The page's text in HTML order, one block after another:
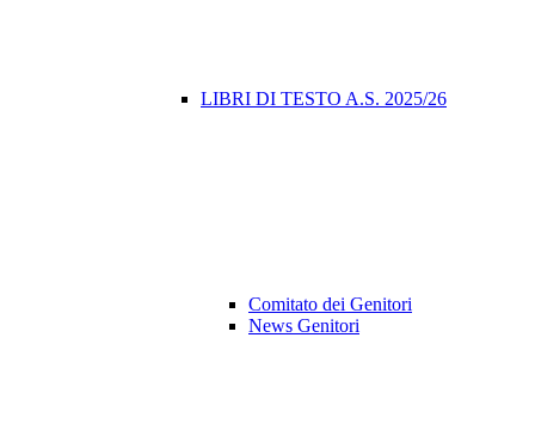
LIBRI DI TESTO A.S. 2025/26
Comitato dei Genitori
News Genitori